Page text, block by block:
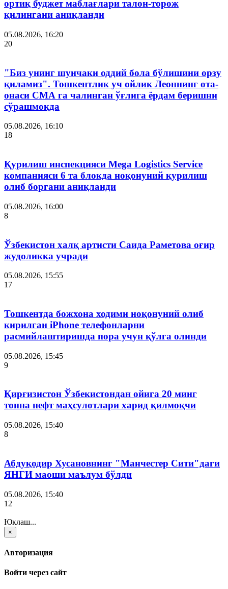
ортиқ буджет маблағлари талон-торож
қилингани аниқланди
05.08.2026, 16:20
20
"Биз унинг шунчаки оддий бола бўлишини орзу
қиламиз". Тошкентлик уч ойлик Леоннинг ота-
онаси СМА га чалинган ўғлига ёрдам беришни
сўрашмоқда
05.08.2026, 16:10
18
Қурилиш инспекцияси Мega Logistics Service
компанияси 6 та блокда ноқонуний қурилиш
олиб боргани аниқланди
05.08.2026, 16:00
8
Ўзбекистон халқ артисти Саида Раметова оғир
жудоликка учради
05.08.2026, 15:55
17
Тошкентда божхона ходими ноқонуний олиб
кирилган iPhone телефонларни
расмийлаштиришда пора учун қўлга олинди
05.08.2026, 15:45
9
Қирғизистон Ўзбекистондан ойига 20 минг
тонна нефт маҳсулотлари харид қилмоқчи
05.08.2026, 15:40
8
Абдуқодир Хусановнинг "Манчестер Сити"даги
ЯНГИ маоши маълум бўлди
05.08.2026, 15:40
12
Юклаш...
×
Авторизация
Войти через сайт